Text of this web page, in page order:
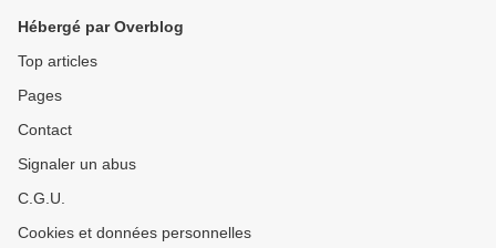
Hébergé par Overblog
Top articles
Pages
Contact
Signaler un abus
C.G.U.
Cookies et données personnelles